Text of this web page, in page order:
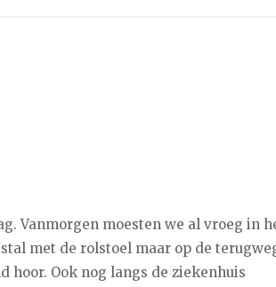
Vanmorgen moesten we al vroeg in
met de rolstoel maar op de
hoor. Ook nog langs de ziekenhuis